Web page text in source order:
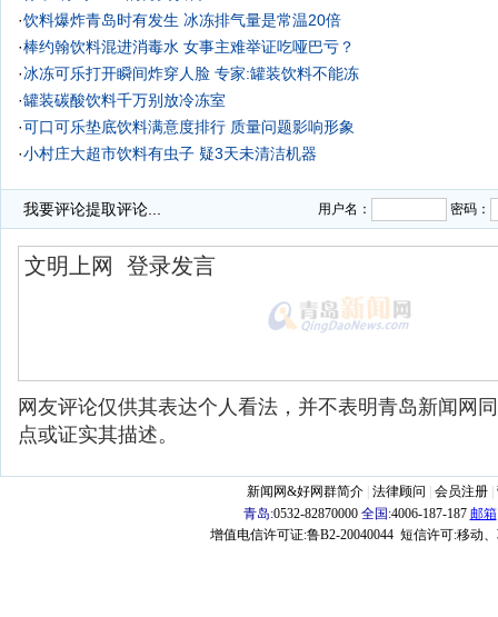
·饮料爆炸青岛时有发生 冰冻排气量是常温20倍
·棒约翰饮料混进消毒水 女事主难举证吃哑巴亏？
·冰冻可乐打开瞬间炸穿人脸 专家:罐装饮料不能冻
·罐装碳酸饮料千万别放冷冻室
·可口可乐垫底饮料满意度排行 质量问题影响形象
·小村庄大超市饮料有虫子 疑3天未清洁机器
我要评论提取评论... 用户名： 密码：
网友评论仅供其表达个人看法，并不表明青岛新闻网
点或证实其描述。